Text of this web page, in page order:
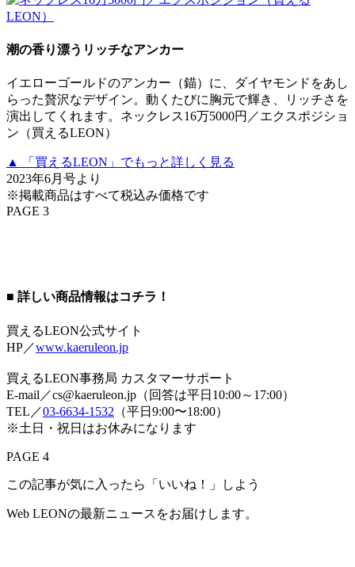
潮の香り漂うリッチなアンカー
イエローゴールドのアンカー（錨）に、ダイヤモンドをあし
らった贅沢なデザイン。動くたびに胸元で輝き、リッチさを
演出してくれます。ネックレス16万5000円／エクスポジショ
ン（買えるLEON）
▲ 「買えるLEON」でもっと詳しく見る
2023年6月号より
※掲載商品はすべて税込み価格です
PAGE 3
■ 詳しい商品情報はコチラ！
買えるLEON公式サイト
HP／www.kaeruleon.jp
買えるLEON事務局 カスタマーサポート
E-mail／cs@kaeruleon.jp（回答は平日10:00～17:00）
TEL／03-6634-1532 （平日9:00〜18:00）
※土日・祝日はお休みになります
PAGE 4
この記事が気に入ったら「いいね！」しよう
Web LEONの最新ニュースをお届けします。